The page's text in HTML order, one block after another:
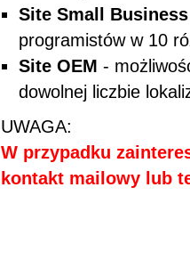
Site Small Business
programistów w 10
Site OEM -
dowolnej liczbie
UWAGA:
W przypadku
kontakt mailowy lub